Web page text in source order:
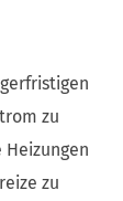
zu
zu